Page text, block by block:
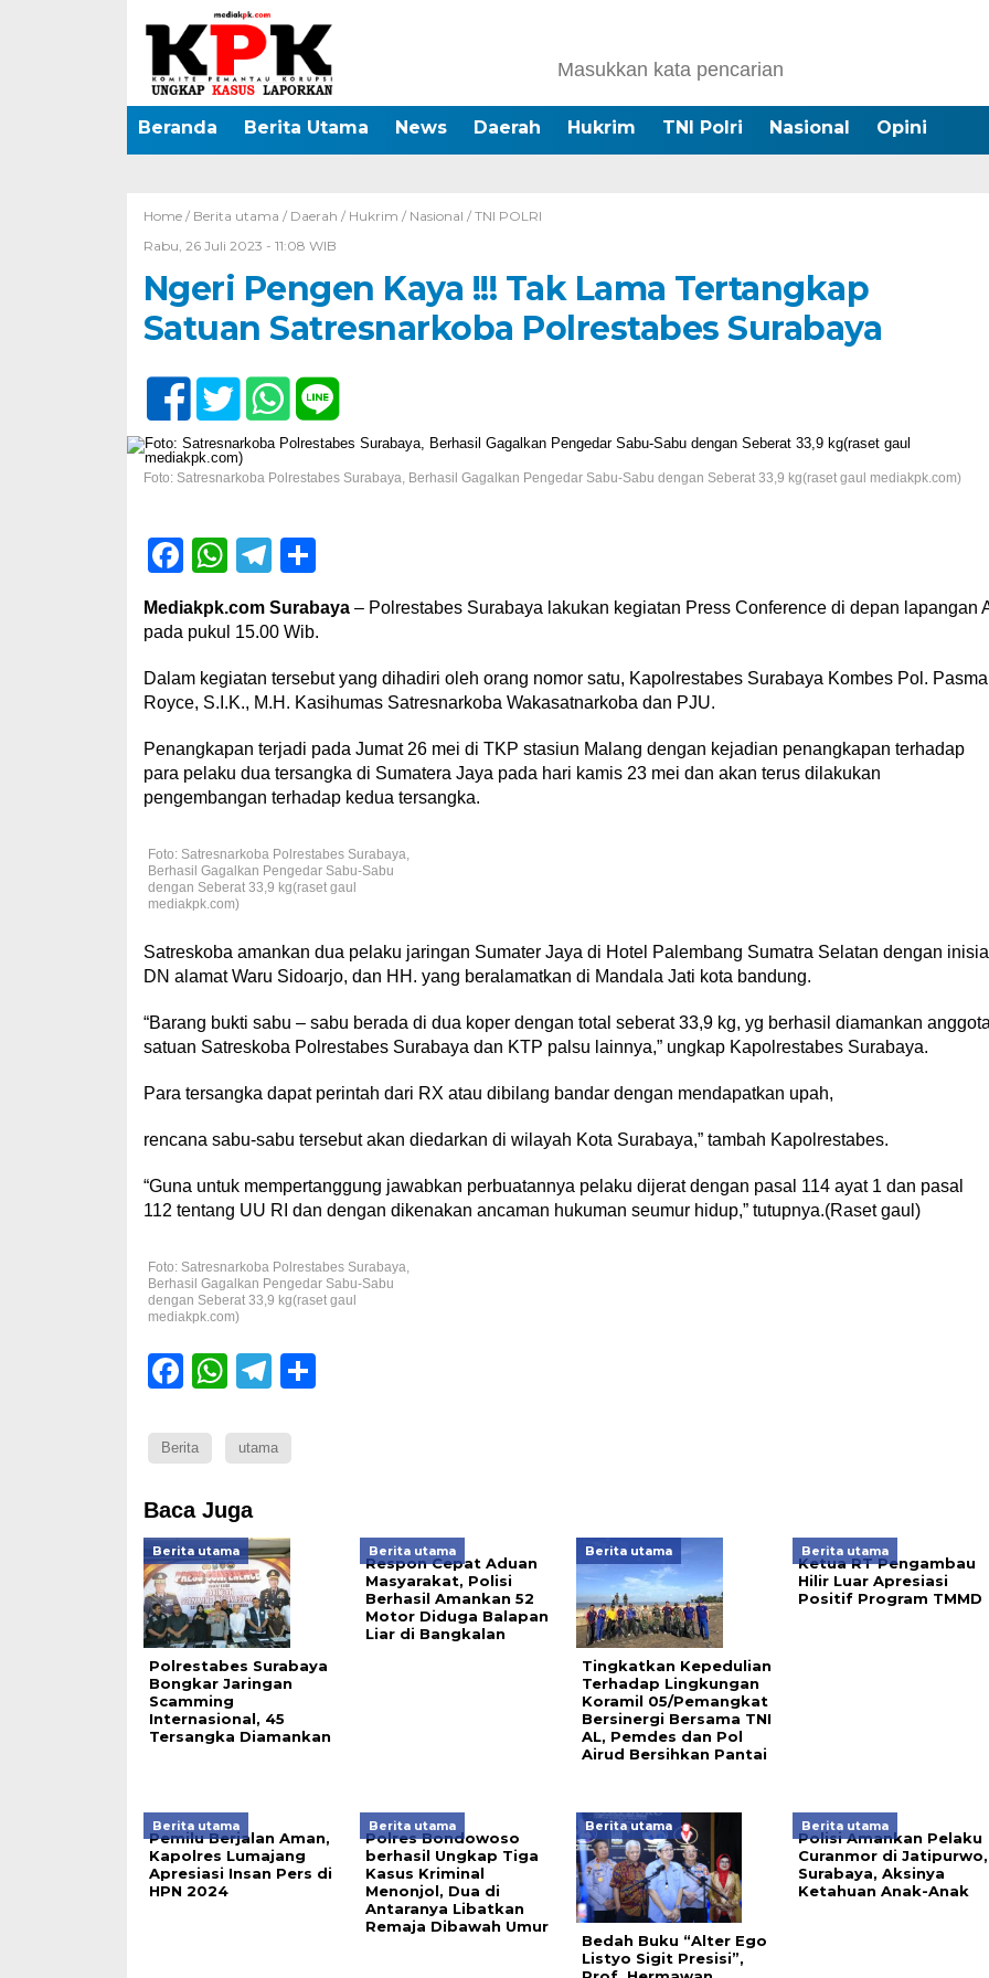
Beranda Berita Utama News Daerah Hukrim TNI Polri Nasional Opini
Home / Berita utama / Daerah / Hukrim / Nasional / TNI POLRI
Rabu, 26 Juli 2023 - 11:08 WIB
Ngeri Pengen Kaya !!! Tak Lama Tertangkap
Satuan Satresnarkoba Polrestabes Surabaya
Foto: Satresnarkoba Polrestabes Surabaya, Berhasil Gagalkan Pengedar Sabu-Sabu dengan Seberat 33,9 kg(raset gaul mediakpk.com)
Facebook
WhatsApp
Telegram
Mediakpk.com Surabaya– Polrestabes Surabaya lakukan kegiatan Press Conference di depan lapangan
pada pukul 15.00 Wib.
Dalam kegiatan tersebut yang dihadiri oleh orang nomor satu, Kapolrestabes Surabaya Kombes Pol. Pasma
Royce, S.I.K., M.H. Kasihumas Satresnarkoba Wakasatnarkoba dan PJU.
Penangkapan terjadi pada Jumat 26 mei di TKP stasiun Malang dengan kejadian penangkapan terhadap
para pelaku dua tersangka di Sumatera Jaya pada hari kamis 23 mei dan akan terus dilakukan
pengembangan terhadap kedua tersangka.
Foto: Satresnarkoba Polrestabes Surabaya,
Berhasil Gagalkan Pengedar Sabu-Sabu
dengan Seberat 33,9 kg(raset gaul
mediakpk.com)
Satreskoba amankan dua pelaku jaringan Sumater Jaya di Hotel Palembang Sumatra Selatan dengan
DN alamat Waru Sidoarjo, dan HH. yang beralamatkan di Mandala Jati kota bandung.
“Barang bukti sabu – sabu berada di dua koper dengan total seberat 33,9 kg, yg berhasil diamankan
satuan Satreskoba Polrestabes Surabaya dan KTP palsu lainnya,” ungkap Kapolrestabes Surabaya.
Para tersangka dapat perintah dari RX atau dibilang bandar dengan mendapatkan upah,
rencana sabu-sabu tersebut akan diedarkan di wilayah Kota Surabaya,” tambah Kapolrestabes.
“Guna untuk mempertanggung jawabkan perbuatannya pelaku dijerat dengan pasal 114 ayat 1 dan pasal
112 tentang UU RI dan dengan dikenakan ancaman hukuman seumur hidup,” tutupnya.(Raset gaul)
Foto: Satresnarkoba Polrestabes Surabaya,
Berhasil Gagalkan Pengedar Sabu-Sabu
dengan Seberat 33,9 kg(raset gaul
mediakpk.com)
Facebook
WhatsApp
Telegram
Berita utama
Baca Juga
Berita utama
Polrestabes Surabaya
Bongkar Jaringan
Scamming
Internasional, 45
Tersangka Diamankan
Berita utama
Respon Cepat Aduan
Masyarakat, Polisi
Berhasil Amankan 52
Motor Diduga Balapan
Liar di Bangkalan
Berita utama
Tingkatkan Kepedulian
Terhadap Lingkungan
Koramil 05/Pemangkat
Bersinergi Bersama TNI
AL, Pemdes dan Pol
Airud Bersihkan Pantai
Berita utama
Ketua RT Pengambau
Hilir Luar Apresiasi
Positif Program TMMD
Berita utama
Pemilu Berjalan Aman,
Kapolres Lumajang
Apresiasi Insan Pers di
HPN 2024
Berita utama
Polres Bondowoso
berhasil Ungkap Tiga
Kasus Kriminal
Menonjol, Dua di
Antaranya Libatkan
Remaja Dibawah Umur
Berita utama
Bedah Buku “Alter Ego
Listyo Sigit Presisi”,
Berita utama
Polisi Amankan Pelaku
Curanmor di Jatipurwo,
Surabaya, Aksinya
Ketahuan Anak-Anak